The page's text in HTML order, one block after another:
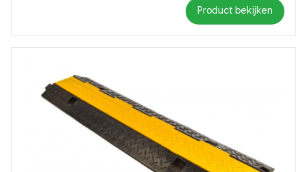
Product bekijken